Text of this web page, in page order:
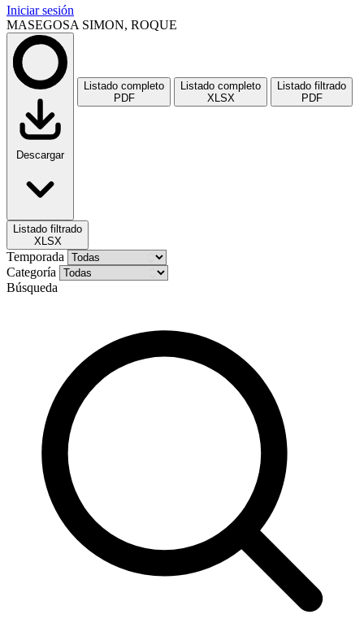
Iniciar sesión
MASEGOSA SIMON, ROQUE
Descargar
Listado completo
PDF
Listado completo
XLSX
Listado filtrado
PDF
Listado filtrado
XLSX
Temporada
Categoría
Búsqueda